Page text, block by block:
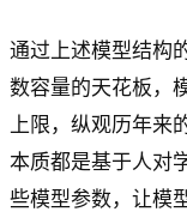
通过上述模型结构
数容量的天花板，
上限，纵观历年来
本质都是基于人对
些模型参数，让模